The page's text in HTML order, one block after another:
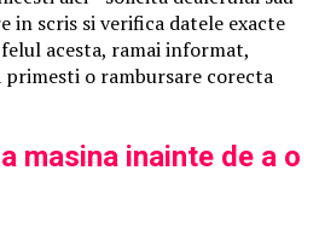
in scris si verifica datele exacte
acesta, ramai informat,
primesti o rambursare corecta
masina inainte de a o